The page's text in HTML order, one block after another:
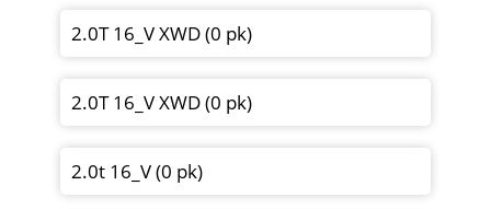
2.0T 16_V XWD (0 pk)
2.0T 16_V XWD (0 pk)
2.0t 16_V (0 pk)